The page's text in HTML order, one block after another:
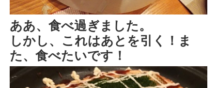
ああ、食べ過ぎました。
しかし、これはあとを引く！ま
た、食べたいです！